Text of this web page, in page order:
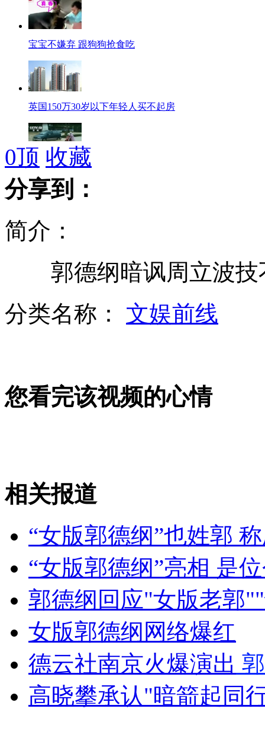
宝宝不嫌弃 跟狗狗抢食吃
英国150万30岁以下年轻人买不起房
暴雨致台7人死亡数千人离家避难
鹦鹉鱼整形成独角兽价格翻10倍
女孩北京地铁殴打老人 痛下狠手拳打脚踢
无痛分娩是否安全 医生回应
外交部：反对强权政治霸凌主义
外交部：有关国家言论片面不公正
0顶 收藏
分享到：
简介：
郭德纲暗讽周立波技
分类名称： 文娱前线
您看完该视频的心情
相关报道
“女版郭德纲”也姓郭
“女版郭德纲”亮相 是
郭德纲回应"女版老郭
女版郭德纲网络爆红
德云社南京火爆演出
高晓攀承认"暗箭起同